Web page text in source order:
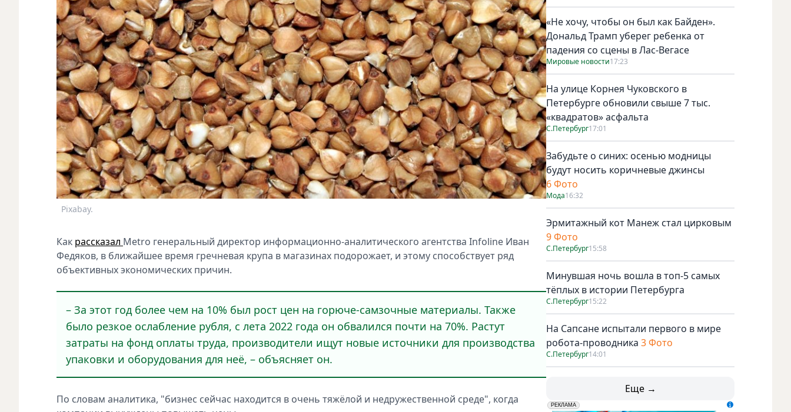
Pixabay.
Как рассказал Metro генеральный директор информационно-аналитического агентства Infoline Иван
Федяков, в ближайшее время гречневая крупа в магазинах подорожает, и этому способствует ряд
объективных экономических причин.
– За этот год более чем на 10% был рост цен на горюче-самзочные материалы. Также
было резкое ослабление рубля, с лета 2022 года он обвалился почти на 70%. Растут
затраты на фонд оплаты труда, производители ищут новые источники для производства
упаковки и оборудования для неё, – объясняет он.
По словам аналитика, "бизнес сейчас находится в очень тяжёлой и недружественной среде", когда
«Не хочу, чтобы он был как Байден».
Дональд Трамп уберег ребенка от
падения со сцены в Лас-Вегасе
Мировые новости17:23
На улице Корнея Чуковского в
Петербурге обновили свыше 7 тыс.
«квадратов» асфальта
С.Петербург17:01
Забудьте о синих: осенью модницы
будут носить коричневые джинсы
6 Фото
Мода16:32
Эрмитажный кот Манеж стал цирковым
9 Фото
С.Петербург15:58
Минувшая ночь вошла в топ-5 самых
тёплых в истории Петербурга
С.Петербург15:22
На Сапсане испытали первого в мире
робота-проводника 3 Фото
С.Петербург14:01
Еще →
erid: LdtCK5udn
РЕКЛАМА
АО "ГАТР", ИНН: 7841320717